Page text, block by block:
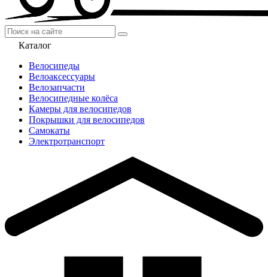
Каталог
Велосипеды
Велоаксессуары
Велозапчасти
Велосипедные колёса
Камеры для велосипедов
Покрышки для велосипедов
Самокаты
Электротранспорт